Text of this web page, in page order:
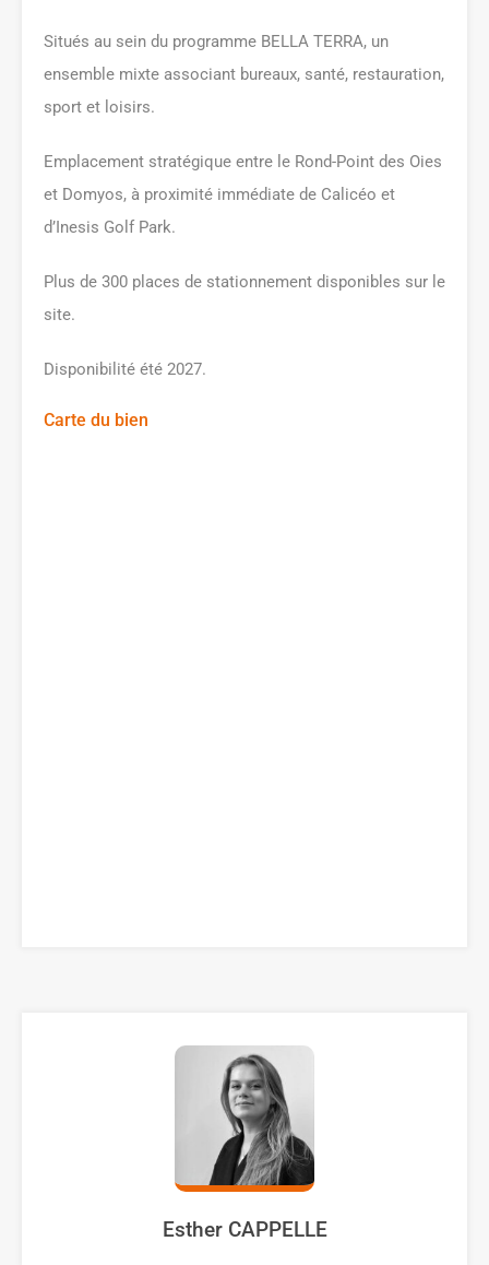
Situés au sein du programme BELLA TERRA, un
ensemble mixte associant bureaux, santé, restauration,
sport et loisirs.
Emplacement stratégique entre le Rond-Point des Oies
et Domyos, à proximité immédiate de Calicéo et
d’Inesis Golf Park.
Plus de 300 places de stationnement disponibles sur le
site.
Disponibilité été 2027.
Carte du bien
Esther CAPPELLE